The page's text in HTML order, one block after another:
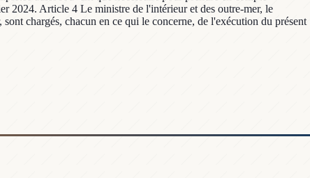
2024. Article 4 Le ministre de l'intérieur et des outre-mer, le
chargés, chacun en ce qui le concerne, de l'exécution du présent